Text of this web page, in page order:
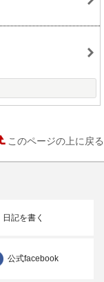
このページの上に戻る
日記を書く
公式facebook